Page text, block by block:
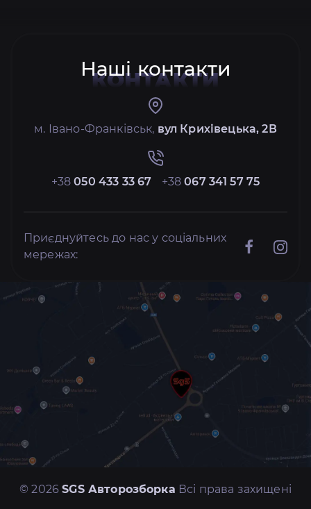
Наші контакти
КОНТАКТИ
м. Івано-Франківськ, вул Крихівецька, 2В
+38050 433 33 67 +38067 341 57 75
Приєднуйтесь до нас у соціальних
мережах:
© 2026SGS Авторозборка Всі права захищені